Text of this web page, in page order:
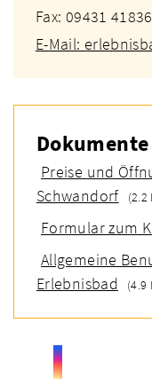
Fax: 09431 41836
E-Mail:
Dokumente
Preise und
Schwandorf
(2.2
Formular zum
Allgemeine
Erlebnisbad
(4.9